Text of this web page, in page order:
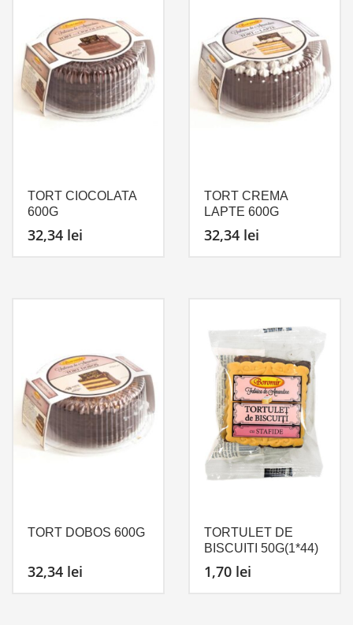
TORT CIOCOLATA
600G
32,34 lei
TORT CREMA
LAPTE 600G
32,34 lei
TORT DOBOS 600G
32,34 lei
TORTULET DE
BISCUITI 50G(1*44)
1,70 lei